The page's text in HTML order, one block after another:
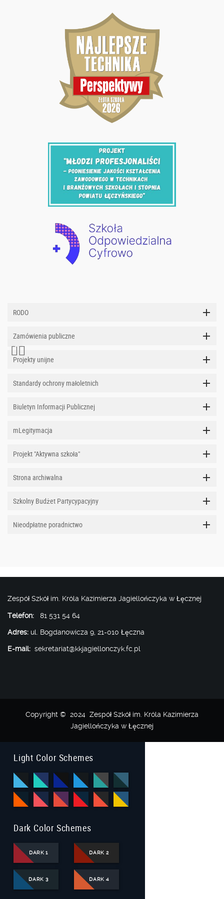
RODO
Zamówienia publiczne
Projekty unijne
Standardy ochrony małoletnich
Biuletyn Informacji Publicznej
mLegitymacja
Projekt "Aktywna szkoła"
Strona archiwalna
Szkolny Budżet Partycypacyjny
Nieodpłatne poradnictwo
Zespół Szkół im. Króla Kazimierza Jagiellończyka w Łęcznej
Telefon: 81 531 54 64
Adres: ul. Bogdanowicza 9, 21-010 Łęczna
E-mail: sekretariat@kkjagiellonczyk.fc.pl
Copyright © 2024 Zespół Szkół im. Króla Kazimierza
Jagiellończyka w Łęcznej
Light Color Schemes
Dark Color Schemes
DARK 1 DARK 2
DARK 3 DARK 4